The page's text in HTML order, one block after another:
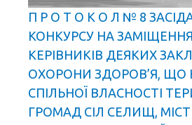
П Р О Т О К О Л № 8
КОНКУРСУ НА
КЕРІВНИКІВ ДЕЯКИХ
ОХОРОНИ ЗДОРОВ’Я, ЩО
СПІЛЬНОЇ ВЛАСНОСТІ
ГРОМАД СІЛ СЕЛИЩ, МІСТ